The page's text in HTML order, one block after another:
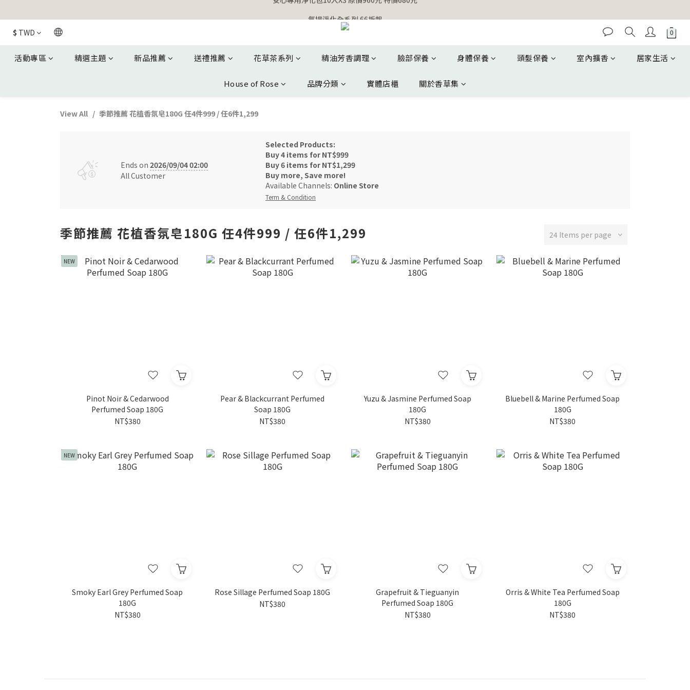
氣場淨化全系列 66折起
【官網獨家】首次消費 不限金額 即送 香遇熊超人行李吊牌
$ TWD
活動專區 精選主題 新品推薦 送禮推薦 花草茶系列 精油芳香調理 臉部保養 身體保養 頭髮保養 室內擴香 居家生活
House of Rose 品牌分類 實體店櫃 關於香草集
View All 季節推薦 花植香氛皂180G 任4件999 / 任6件1,299
Ends on 2026/09/04 02:00
All Customer
Selected Products:
Buy 4 items for NT$999
Buy 6 items for NT$1,299
Buy more, Save more!
Available Channels: Online Store
Term & Condition
季節推薦 花植香氛皂180G 任4件999 / 任6件1,299 24 Items per page
NEW
Pinot Noir & Cedarwood
Perfumed Soap 180G
NT$380
Pear & Blackcurrant Perfumed
Soap 180G
NT$380
Yuzu & Jasmine Perfumed Soap
180G
NT$380
Bluebell & Marine Perfumed Soap
180G
NT$380
NEW
Smoky Earl Grey Perfumed Soap
180G
NT$380
Rose Sillage Perfumed Soap 180G
NT$380
Grapefruit & Tieguanyin
Perfumed Soap 180G
NT$380
Orris & White Tea Perfumed Soap
180G
NT$380